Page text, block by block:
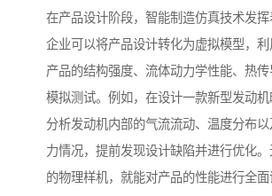
在产品设计阶段，智能制造仿真技术发挥
企业可以将产品设计转化为虚拟模型，
产品的结构强度、流体动力学性能、热
模拟测试。例如，在设计一款新型发动
分析发动机内部的气流流动、温度分布
力情况，提前发现设计缺陷并进行优化
的物理样机，就能对产品的性能进行全面